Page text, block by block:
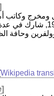
مواليد 14 مايو 1962,
وحافة
Wikipedia
]